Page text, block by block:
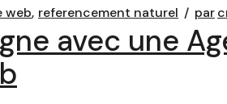
web referencement naturel par
avec une